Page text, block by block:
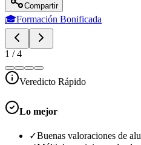
Compartir
🎓Formación Bonificada
1 /4
Veredicto Rápido
Lo mejor
✓Buenas valoraciones de